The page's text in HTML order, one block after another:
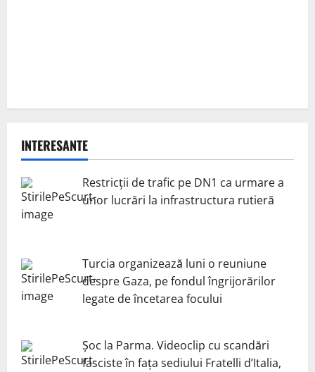
INTERESANTE
Restricții de trafic pe DN1 ca urmare a
unor lucrări la infrastructura rutieră
Turcia organizează luni o reuniune
despre Gaza, pe fondul îngrijorărilor
legate de încetarea focului
Șoc la Parma. Videoclip cu scandări
fasciste în fața sediului Fratelli d’Italia,